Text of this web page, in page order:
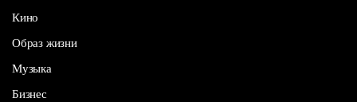
Кино
Образ жизни
Музыка
Бизнес